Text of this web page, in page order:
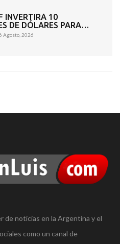
INVERTIRÁ 10
DE DÓLARES PARA
RESIDUOS
EN ENERGÍA
Agosto, 2026
de noticias en la Argentina y el
como un canal de